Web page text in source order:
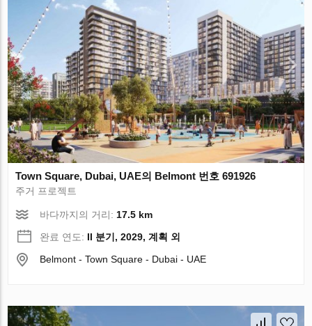
Town Square, Dubai, UAE의 Belmont 번호 691926
주거 프로젝트
바다까지의 거리: 17.5 km
완료 연도: II 분기, 2029, 계획 외
Belmont - Town Square - Dubai - UAE